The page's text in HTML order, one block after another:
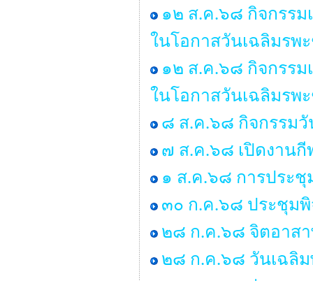
๑๒ ส.ค.๖๘ กิจกรรม
ในโอกาสวันเฉลิมรพ
๑๒ ส.ค.๖๘ กิจกรรม
ในโอกาสวันเฉลิมรพ
๘ ส.ค.๖๘ กิจกรรม
๗ ส.ค.๖๘ เปิดงานกี
๑ ส.ค.๖๘ การประ
๓๐ ก.ค.๖๘ ประชุม
๒๘ ก.ค.๖๘ จิตอาส
๒๘ ก.ค.๖๘ วันเฉลิม